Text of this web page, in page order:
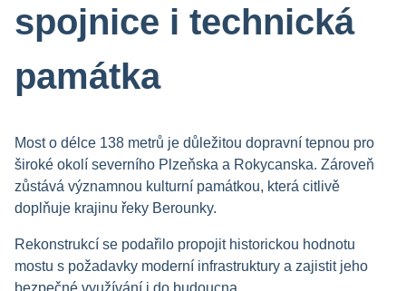
spojnice i technická
památka
Most o délce 138 metrů je důležitou dopravní tepnou pro
široké okolí severního Plzeňska a Rokycanska. Zároveň
zůstává významnou kulturní památkou, která citlivě
doplňuje krajinu řeky Berounky.
Rekonstrukcí se podařilo propojit historickou hodnotu
mostu s požadavky moderní infrastruktury a zajistit jeho
bezpečné využívání i do budoucna.